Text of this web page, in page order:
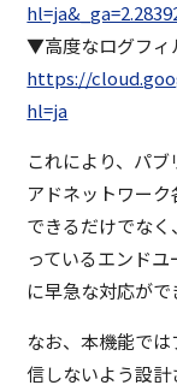
▼高度なログフィ
https://
hl=ja
これにより、パ
アドネットワー
できるだけでな
っているエンド
に早急な対応がで
なお、本機能で
信しないよう設